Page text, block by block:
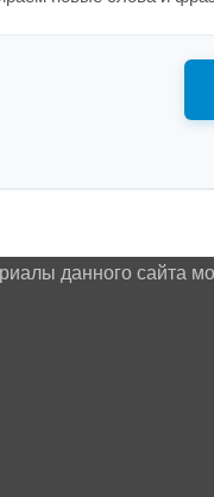
данного сайта